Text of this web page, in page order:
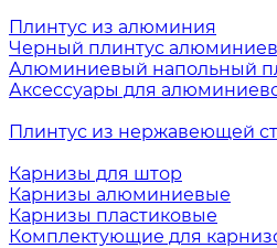
Плинтус из алюминия
Черный плинтус
Алюминиевый напольный
Аксессуары для
Плинтус из нержавеющей
Карнизы для штор
Карнизы алюминиевые
Карнизы пластиковые
Комплектующие для